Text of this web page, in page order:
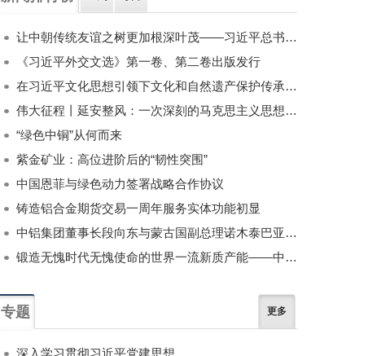
让中朝传统友谊之树更加根深叶茂——习近平总书记对朝鲜进行国事访问纪实
《习近平外交文选》第一卷、第二卷出版发行
在习近平文化思想引领下文化和自然遗产保护传承利用工作开创新局面
伟大征程丨延安整风：一次深刻的马克思主义思想教育运动
“绿色中铜”从何而来
紫金矿业：高位进阶后的“韧性突围”
中国恩菲与绿色动力签署战略合作协议
铸造铝合金期货交易一周年服务实体功能初显
中铝集团董事长段向东与蒙古国副总理诺木泰巴亚尔举行会谈
锻造无愧时代无愧使命的世界一流新质产能——中国有色金属工业的战略应对与破局之道（二）
专题 更多
深入学习贯彻习近平党建思想